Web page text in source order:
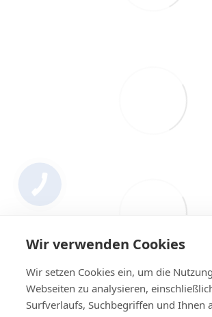
Wir verwenden Cookies
Wir setzen Cookies ein, um die
Webseiten zu analysieren,
Surfverlaufs, Suchbegriffen und Ihnen